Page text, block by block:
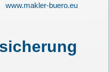
www.makler-buero.eu